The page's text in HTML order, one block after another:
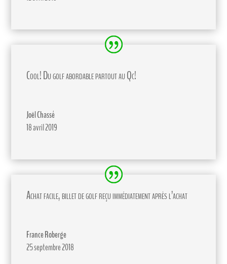
Cool! Du golf abordable partout au Qc!
Joël Chassé
18 avril 2019
Achat facile, billet de golf reçu immédiatement après l’achat
France Roberge
25 septembre 2018